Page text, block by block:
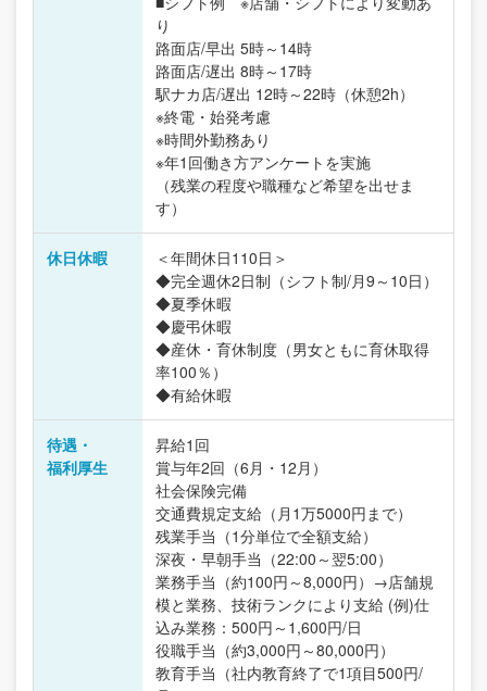
り
路面店/早出 5時～14時
路面店/遅出 8時～17時
駅ナカ店/遅出 12時～22時（休憩2h）
※終電・始発考慮
※時間外勤務あり
※年1回働き方アンケートを実施
（残業の程度や職種など希望を出せま
す）
休日休暇
＜年間休日110日＞
◆完全週休2日制（シフト制/月9～10日）
◆夏季休暇
◆慶弔休暇
◆産休・育休制度（男女ともに育休取得
率100％）
◆有給休暇
待遇・
福利厚生
昇給1回
賞与年2回（6月・12月）
社会保険完備
交通費規定支給（月1万5000円まで）
残業手当（1分単位で全額支給）
深夜・早朝手当（22:00～翌5:00）
業務手当（約100円～8,000円）→店舗規
模と業務、技術ランクにより支給 (例)仕
込み業務：500円～1,600円/日
役職手当（約3,000円～80,000円）
教育手当（社内教育終了で1項目500円/